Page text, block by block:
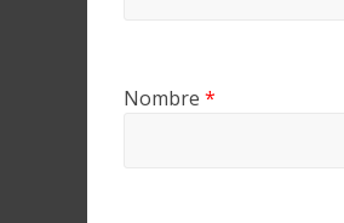
Nombre *